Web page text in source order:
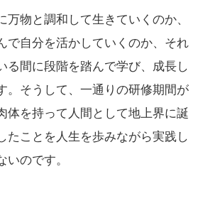
物と調和して生きていくのか、
で自分を活かしていくのか、それ
る間に段階を踏んで学び、成長し
。そうして、一通りの研修期間が
体を持って人間として地上界に誕
たことを人生を歩みながら実践し
のです。